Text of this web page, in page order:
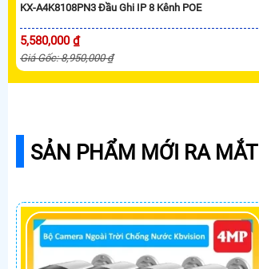
KX-A4K8108PN3 Đầu Ghi IP 8 Kênh POE
5,580,000 ₫
Giá Gốc: 8,950,000 ₫
SẢN PHẨM MỚI RA MẮT